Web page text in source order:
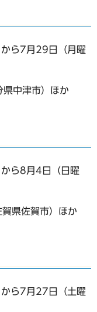
ら7月29日（月曜
中津市）ほか
ら8月4日（日曜
県佐賀市）ほか
ら7月27日（土曜